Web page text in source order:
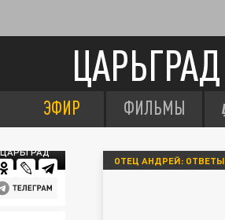
ЦАРЬГРАД
ЭФИР ФИЛЬМЫ
ОТЕЦ АНДРЕЙ: ОТВЕТЫ